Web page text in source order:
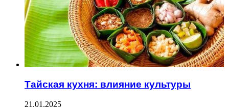
Тайская кухня: влияние культуры
21.01.2025